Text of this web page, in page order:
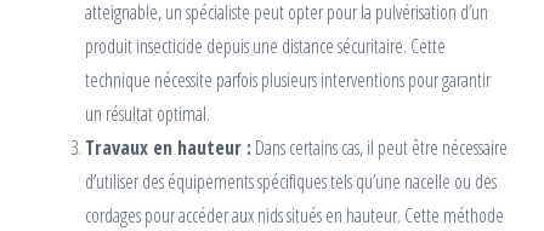
atteignable, un spécialiste peut opter pour la pulvérisation d’un
produit insecticide depuis une distance sécuritaire. Cette
technique nécessite parfois plusieurs interventions pour garantir
un résultat optimal.
Travaux en hauteur : Dans certains cas, il peut être nécessaire
d’utiliser des équipements spécifiques tels qu’une nacelle ou des
cordages pour accéder aux nids situés en hauteur. Cette méthode